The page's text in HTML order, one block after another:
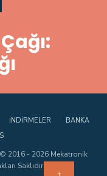
İNDIRMELER
BANKA
2016 - 2026 Mekatronik
Saklıdır.